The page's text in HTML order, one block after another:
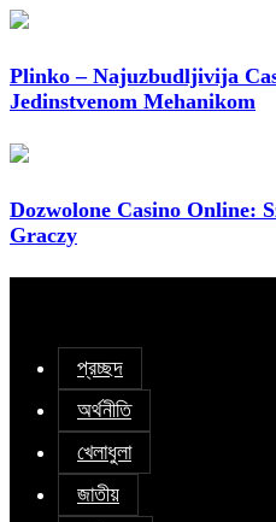
Plinko – Najuzbudljivija
Jedinstvenom Mehanikom
Dozwolone Casino Online:
Graczy
প্রচ্ছদ
অর্থনীতি
খেলাধুলা
জাতীয়